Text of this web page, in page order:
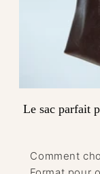
Le sac parfait
Comment